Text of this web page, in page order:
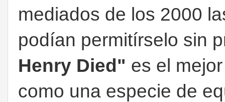
mediados de los 2000
podían permitírselo sin
Henry Died" es el
como una especie de